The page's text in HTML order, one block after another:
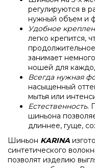
регулируются в
нужный объем и
Удобное
легко крепится,
занимает
ношей для
Всегда нужная
насыщенный
мытья или
Естественность.
шиньона
длиннее, гуще,
Шиньон KARINA
синтетического
позволят изделию